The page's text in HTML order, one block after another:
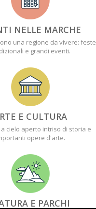
NELLE MARCHE
una regione da vivere: feste
e grandi eventi.
E CULTURA
cielo aperto intriso di storia e
opere d'arte.
E PARCHI